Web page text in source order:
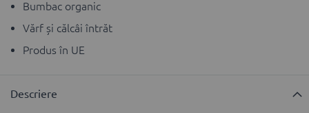
Bumbac organic
Vărf și călcâi întrăt
Produs în UE
Descriere